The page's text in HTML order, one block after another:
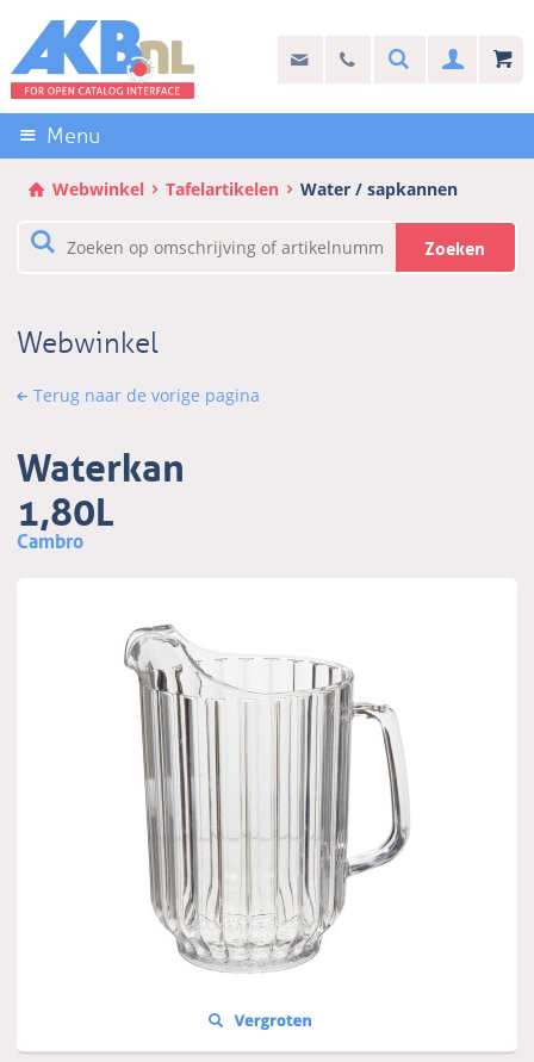
links
over
Direct
naar
de
inhoud
naar
info@akb.nl
Stel uw vraag
030 69 50 814Search
Menu
Webwinkel Tafelartikelen Water / sapkannen
Zoeken
Webwinkel
Terug naar de vorige pagina
Waterkan
1,80L
Cambro